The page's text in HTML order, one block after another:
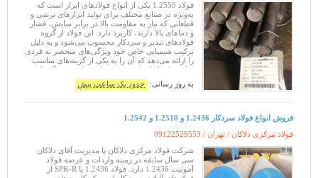
فولاد 1.2550 یکی از انواع فولادهای ابزار است که
به‌ویژه در صنایع مختلف برای تولید ابزارهای برشی و
قطعاتی که نیاز به مقاومت بالا در برابر سایش، فشار
و دماهای بالا دارند، کاربرد دارد. این فولاد از گروه
فولادهای تندبر و سردکار محسوب می‌شود و به دلیل
ترکیب شیمیایی خاص خود ویژگی‌های منحصر به فردی
را ارائه می‌دهد که آن را به یکی از گزینه‌های مناسب
برای تولید ابزارهای دقیق تبدیل می‌کند. . ویژگی‌های
به روز رسانی:
حدود یک ساعت پیش
فروش انواع فولاد سردکار 1.2436 و 1.2510 و 1.2542
فولاد مرکزی دلاکان / تهران / 09122529553
شرکت فولاد مرکزی دلاکان با مدیریت آقای دلاکان
سی سال سابقه در زمینه واردات و عرضه فولاد
آموتیت 1.2436 دارد. فولاد 1.2436 یا SPK-R از